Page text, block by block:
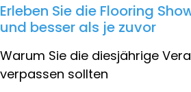
Erleben Sie die Flooring
und besser als je zuvor
Warum Sie die diesjährige
verpassen sollten